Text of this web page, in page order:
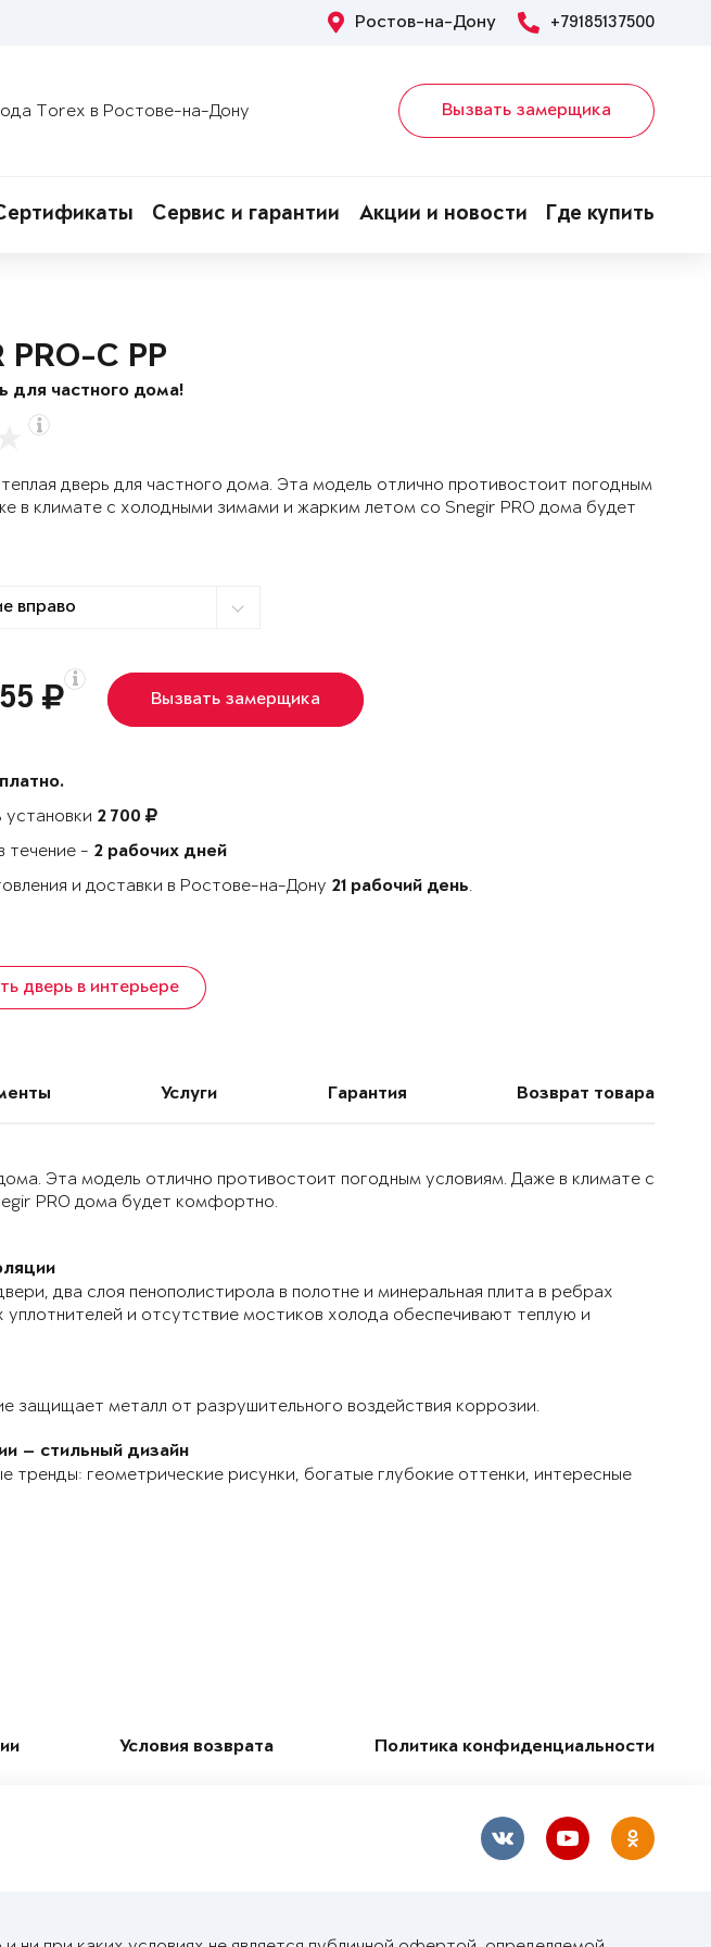
Ростов-на-Дону +79185137500
Torex в Ростове-на-Дону Вызвать замерщика
Сервис и гарантии Акции и новости Где купить
PRO-C PP
для частного дома!
дверь для частного дома. Эта модель отлично противостоит погодным
в климате с холодными зимами и жарким летом со Snegir PRO дома будет
Вызвать замерщика
2 700
течение - 2 рабочих дней
и доставки в Ростове-на-Дону 21 рабочий день.
дверь в интерьере
Услуги Гарантия Возврат товара
Эта модель отлично противостоит погодным условиям. Даже в климате с
PRO дома будет комфортно.
два слоя пенополистирола в полотне и минеральная плита в ребрах
и отсутствие мостиков холода обеспечивают теплую и
защищает металл от разрушительного воздействия коррозии.
— стильный дизайн
тренды: геометрические рисунки, богатые глубокие оттенки, интересные
Условия возврата Политика конфиденциальности